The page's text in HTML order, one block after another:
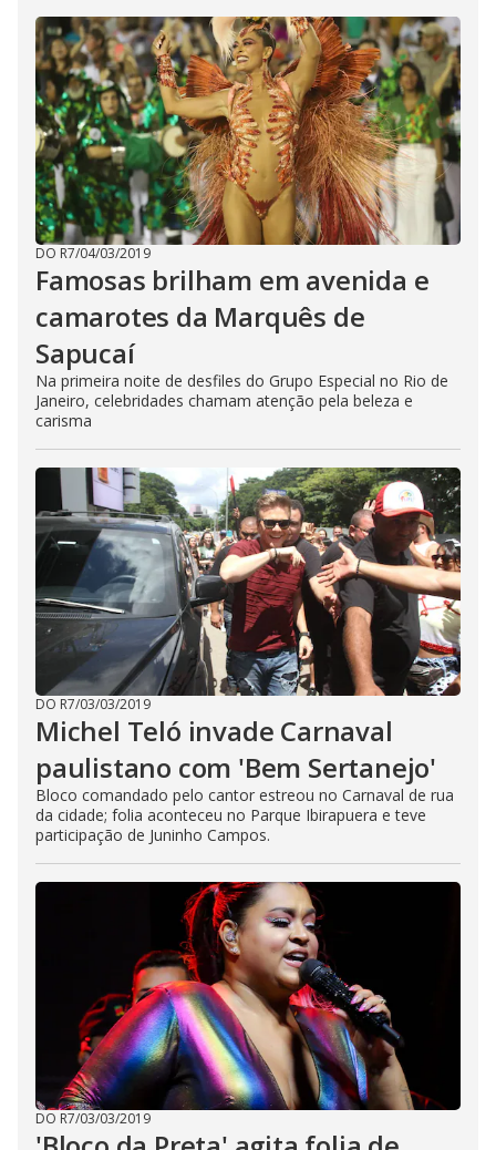
DO R7/04/03/2019
Famosas brilham em avenida e
camarotes da Marquês de
Sapucaí
Na primeira noite de desfiles do Grupo Especial no Rio de
Janeiro, celebridades chamam atenção pela beleza e
carisma
DO R7/03/03/2019
Michel Teló invade Carnaval
paulistano com 'Bem Sertanejo'
Bloco comandado pelo cantor estreou no Carnaval de rua
da cidade; folia aconteceu no Parque Ibirapuera e teve
participação de Juninho Campos.
DO R7/03/03/2019